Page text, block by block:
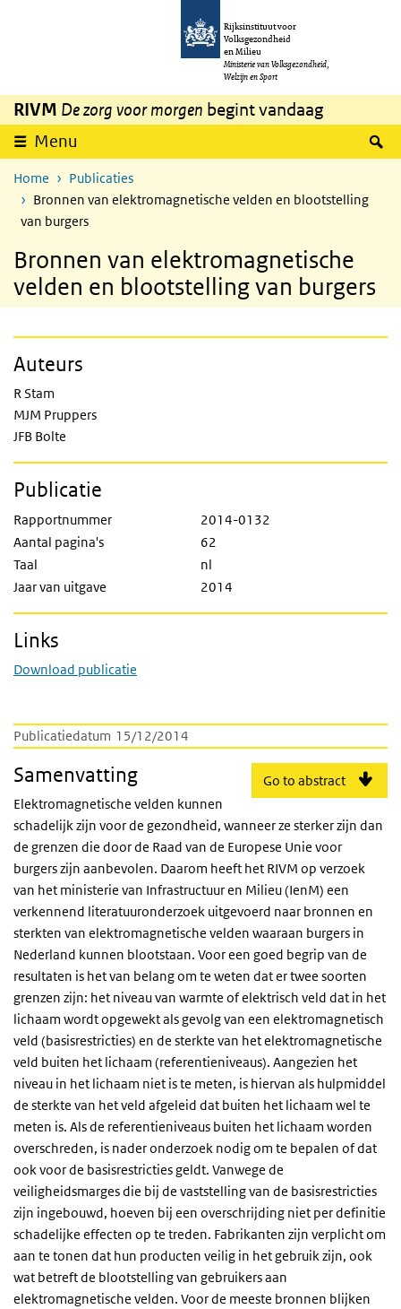
Overslaan en naar de inhoud gaan
Rijksinstituut voor
Volksgezondheid
en Milieu
Ministerie van Volksgezondheid,
Welzijn en Sport
RIVM De zorg voor morgen begint vandaag
Menu
Home
Publicaties
Bronnen van elektromagnetische velden en blootstelling
van burgers
Bronnen van elektromagnetische
velden en blootstelling van burgers
Publicatiedatum 15/12/2014
Go to abstract
Samenvatting
Elektromagnetische velden kunnen
schadelijk zijn voor de gezondheid, wanneer ze sterker zijn dan
de grenzen die door de Raad van de Europese Unie voor
burgers zijn aanbevolen. Daarom heeft het RIVM op verzoek
van het ministerie van Infrastructuur en Milieu (IenM) een
verkennend literatuuronderzoek uitgevoerd naar bronnen en
sterkten van elektromagnetische velden waaraan burgers in
Nederland kunnen blootstaan. Voor een goed begrip van de
resultaten is het van belang om te weten dat er twee soorten
grenzen zijn: het niveau van warmte of elektrisch veld dat in het
lichaam wordt opgewekt als gevolg van een elektromagnetisch
veld (basisrestricties) en de sterkte van het elektromagnetische
veld buiten het lichaam (referentieniveaus). Aangezien het
niveau in het lichaam niet is te meten, is hiervan als hulpmiddel
de sterkte van het veld afgeleid dat buiten het lichaam wel te
meten is. Als de referentieniveaus buiten het lichaam worden
overschreden, is nader onderzoek nodig om te bepalen of dat
ook voor de basisrestricties geldt. Vanwege de
veiligheidsmarges die bij de vaststelling van de basisrestricties
zijn ingebouwd, hoeven bij een overschrijding niet per definitie
schadelijke effecten op te treden. Fabrikanten zijn verplicht om
aan te tonen dat hun producten veilig in het gebruik zijn, ook
wat betreft de blootstelling van gebruikers aan
elektromagnetische velden. Voor de meeste bronnen blijken
Auteurs
R Stam
MJM Pruppers
JFB Bolte
Publicatie
Rapportnummer
2014-0132
Aantal pagina's
62
Taal
nl
Jaar van uitgave
2014
Links
Download publicatie